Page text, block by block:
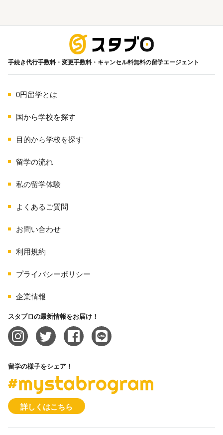
手続き代行手数料・変更手数料・キャンセル料無料の留学エージェント
0円留学とは
国から学校を探す
目的から学校を探す
留学の流れ
私の留学体験
よくあるご質問
お問い合わせ
利用規約
プライバシーポリシー
企業情報
スタブロの最新情報をお届け！
留学の様子をシェア！
詳しくはこちら